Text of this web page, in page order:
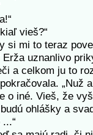
vieš?“
mi to teraz
uznanlivo
a celkom ju to
„Nuž
o iné. Vieš, že
ohlášky a